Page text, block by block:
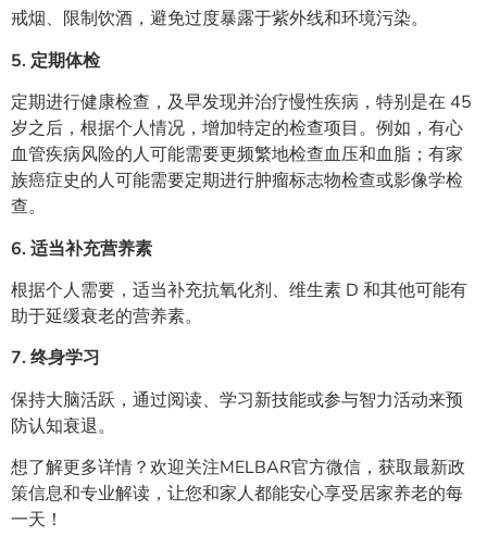
戒烟、限制饮酒，避免过度暴露于紫外线和环境污染。
5. 定期体检
定期进行健康检查，及早发现并治疗慢性疾病，特别是在 45
岁之后，根据个人情况，增加特定的检查项目。例如，有心
血管疾病风险的人可能需要更频繁地检查血压和血脂；有家
族癌症史的人可能需要定期进行肿瘤标志物检查或影像学检
查。
6. 适当补充营养素
根据个人需要，适当补充抗氧化剂、维生素 D 和其他可能有
助于延缓衰老的营养素。
7. 终身学习
保持大脑活跃，通过阅读、学习新技能或参与智力活动来预
防认知衰退。
想了解更多详情？欢迎关注MELBAR官方微信，获取最新政
策信息和专业解读，让您和家人都能安心享受居家养老的每
一天！